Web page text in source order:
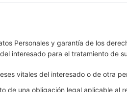
Personales y garantía de los
interesado para el tratamiento de
vitales del interesado o de otra
de una obligación legal aplicable al